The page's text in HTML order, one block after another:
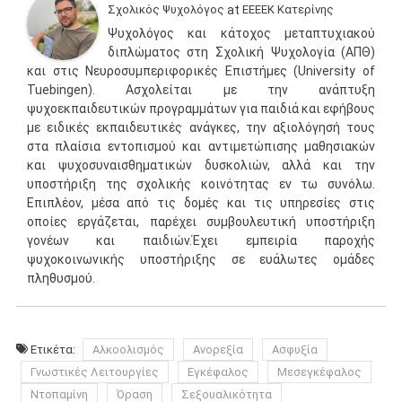
Σχολικός Ψυχολόγος at ΕΕΕΕΚ Κατερίνης
Ψυχολόγος και κάτοχος μεταπτυχιακού
διπλώματος στη Σχολική Ψυχολογία (ΑΠΘ)
και στις Νευροσυμπεριφορικές Επιστήμες (University of
Tuebingen). Ασχολείται με την ανάπτυξη
ψυχοεκπαιδευτικών προγραμμάτων για παιδιά και εφήβους
με ειδικές εκπαιδευτικές ανάγκες, την αξιολόγησή τους
στα πλαίσια εντοπισμού και αντιμετώπισης μαθησιακών
και ψυχοσυναισθηματικών δυσκολιών, αλλά και την
υποστήριξη της σχολικής κοινότητας εν τω συνόλω.
Επιπλέον, μέσα από τις δομές και τις υπηρεσίες στις
οποίες εργάζεται, παρέχει συμβουλευτική υποστήριξη
γονέων και παιδιών.Έχει εμπειρία παροχής
ψυχοκοινωνικής υποστήριξης σε ευάλωτες ομάδες
πληθυσμού.
Ετικέτα: Αλκοολισμός Ανορεξία
Ασφυξία
Γνωστικές Λειτουργίες
Εγκέφαλος
Μεσεγκέφαλος
Ντοπαμίνη
Όραση Σεξουαλικότητα